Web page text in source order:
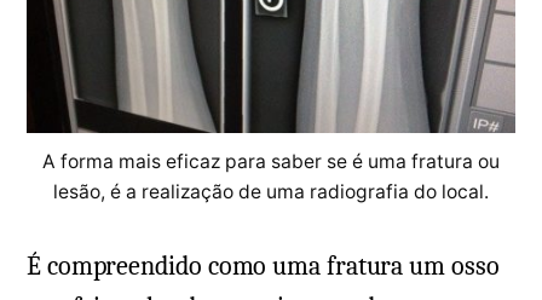
A forma mais eficaz para saber se é uma fratura ou
lesão, é a realização de uma radiografia do local.
É compreendido como uma fratura um osso